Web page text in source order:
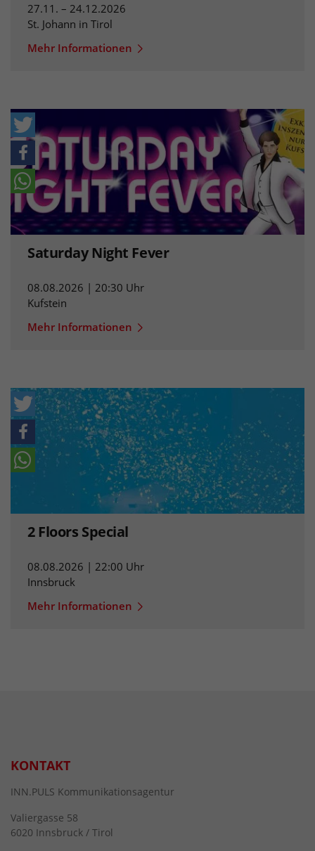
27.11. – 24.12.2026
St. Johann in Tirol
Mehr Informationen
Saturday Night Fever
08.08.2026 | 20:30 Uhr
Kufstein
Mehr Informationen
2 Floors Special
08.08.2026 | 22:00 Uhr
Innsbruck
Mehr Informationen
KONTAKT
INN.PULS Kommunikationsagentur
Valiergasse 58
6020 Innsbruck / Tirol